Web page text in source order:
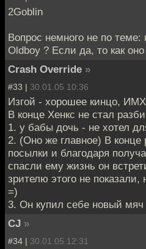
2Goblin
Вопрос немного не по
Oldboy ? Если да, то как
Crash Override »
#33 | 30.01.05 10:36
Изгой - хорошее кинцо,
В конце Хенкс не стал
1. у бабы дочь - не хотел
2. (Оно же главное) В конце
посылки и благодаря
спасли ему жизнь он
зрителю этого не
=)
3. Он купил себе новый мяч
CJ »
#34 | 30.01.05 12:31